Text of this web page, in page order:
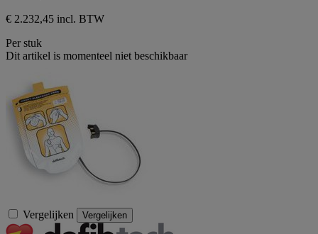
€ 2.232,45 incl. BTW
Per stuk
Dit artikel is momenteel niet beschikbaar
Vergelijken Vergelijken